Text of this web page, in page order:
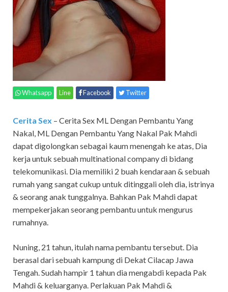
Whatsapp Line Facebook Twitter
Cerita Sex – Cerita Sex ML Dengan Pembantu Yang
Nakal, ML Dengan Pembantu Yang Nakal Pak Mahdi
dapat digolongkan sebagai kaum menengah ke atas, Dia
kerja untuk sebuah multinational company di bidang
telekomunikasi. Dia memiliki 2 buah kendaraan & sebuah
rumah yang sangat cukup untuk ditinggali oleh dia, istrinya
& seorang anak tunggalnya. Bahkan Pak Mahdi dapat
mempekerjakan seorang pembantu untuk mengurus
rumahnya.
Nuning, 21 tahun, itulah nama pembantu tersebut. Dia
berasal dari sebuah kampung di Dekat Cilacap Jawa
Tengah. Sudah hampir 1 tahun dia mengabdi kepada Pak
Mahdi & keluarganya. Perlakuan Pak Mahdi &